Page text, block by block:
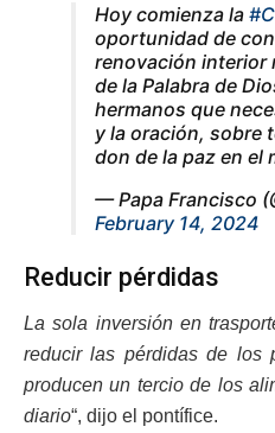
Hoy comienza la
oportunidad de
renovación interior
de la Palabra de
hermanos que
y la oración, sobre
don de la paz en el
— Papa Francisco
February 14, 2024
Reducir pérdidas
La sola inversión en
reducir las pérdidas de los
producen un tercio de los
diario“, dijo el pontífice.